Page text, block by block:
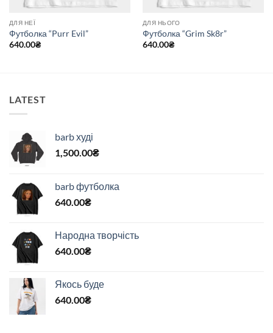
ДЛЯ НЕЇ
Футболка “Purr Evil”
640.00₴
ДЛЯ НЬОГО
Футболка “Grim Sk8r”
640.00₴
LATEST
barb худі
1,500.00₴
barb футболка
640.00₴
Народна творчість
640.00₴
Якось буде
640.00₴